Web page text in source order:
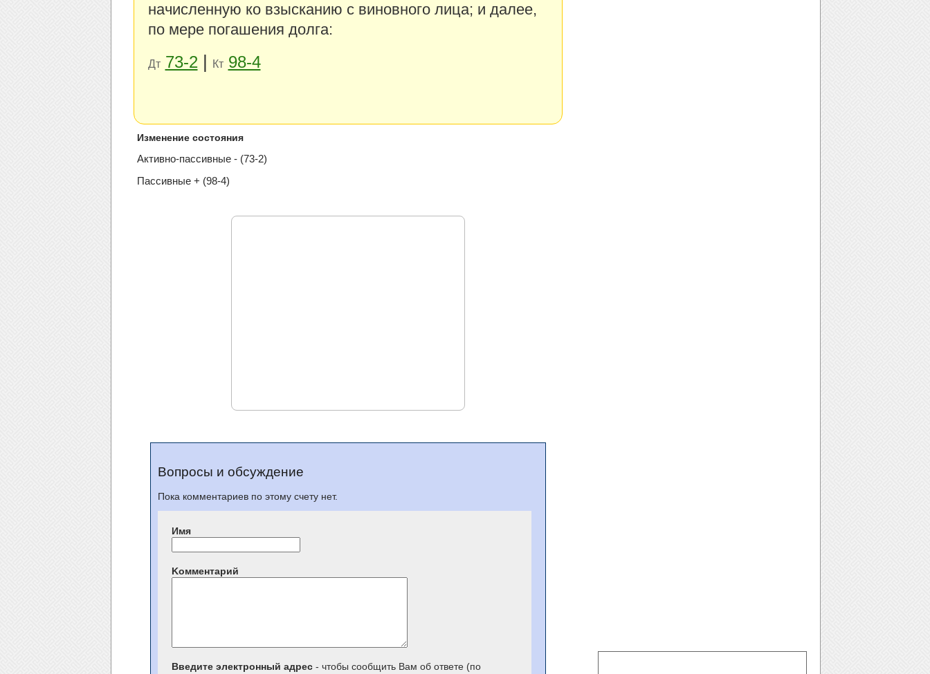
начисленную ко взысканию с виновного лица; и далее,
по мере погашения долга:
Дт 73-2| Кт 98-4
Изменение состояния
Активно-пассивные - (73-2)
Пассивные + (98-4)
Вопросы и обсуждение
Пока комментариев по этому счету нет.
Имя
Kомментарий
Введите электронный адрес- чтобы сообщить Вам об ответе (по